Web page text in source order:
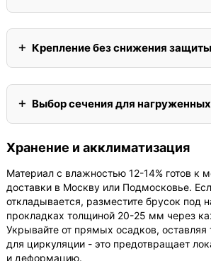
Крепление без снижения защиты
Выбор сечения для
Хранение и акклиматизация
Материал с влажностью 12-14% готов к
доставки в Москву или Подмосковье.
откладывается, разместите брусок под
прокладках толщиной 20-25 мм через
Укрывайте от прямых осадков,
для циркуляции - это предотвращает
и деформацию.